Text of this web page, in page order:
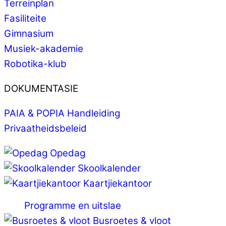
Terreinplan
Fasiliteite
Gimnasium
Musiek-akademie
Robotika-klub
DOKUMENTASIE
PAIA & POPIA Handleiding
Privaatheidsbeleid
Opedag
Skoolkalender
Kaartjiekantoor
Programme en uitslae
Busroetes & vloot